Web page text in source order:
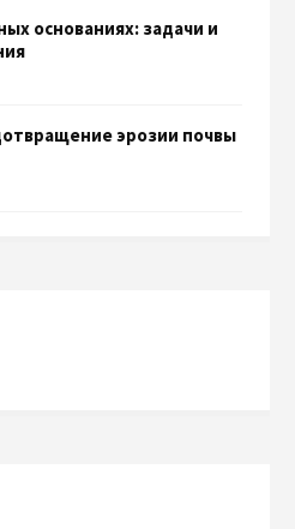
основаниях: задачи и
эрозии почвы